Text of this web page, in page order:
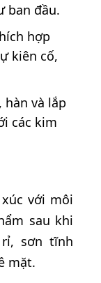
ban đầu.
hợp
kiên cố,
hàn và lắp
các kim
với môi
sau khi
sơn tĩnh
mặt.